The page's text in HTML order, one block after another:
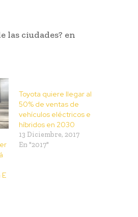
las ciudades? en
Toyota quiere llegar al
50% de ventas de
vehículos eléctricos e
híbridos en 2030
13 Diciembre, 2017
En "2017"